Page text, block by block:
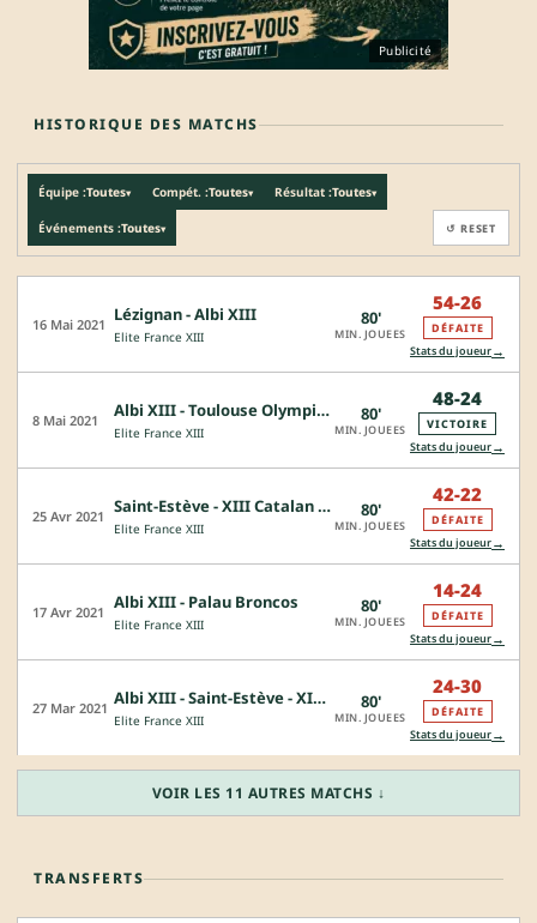
Publicité
HISTORIQUE DES MATCHS
Équipe :Toutes▾ Compét. :Toutes▾ Résultat :Toutes▾
Événements :Toutes▾ ↺ RESET
16 Mai 2021 Lézignan - Albi XIII
Elite France XIII
80'
MIN. JOUEES
54-26
DÉFAITE
Stats du joueur→
8 Mai 2021 Albi XIII - Toulouse Olympique Elite
Elite France XIII
80'
MIN. JOUEES
48-24
VICTOIRE
Stats du joueur→
25 Avr 2021 Saint-Estève - XIII Catalan - Albi XIII
Elite France XIII
80'
MIN. JOUEES
42-22
DÉFAITE
Stats du joueur→
17 Avr 2021 Albi XIII - Palau Broncos
Elite France XIII
80'
MIN. JOUEES
14-24
DÉFAITE
Stats du joueur→
27 Mar 2021 Albi XIII - Saint-Estève - XIII Catalan
Elite France XIII
80'
MIN. JOUEES
24-30
DÉFAITE
Stats du joueur→
VOIR LES 11 AUTRES MATCHS ↓
TRANSFERTS